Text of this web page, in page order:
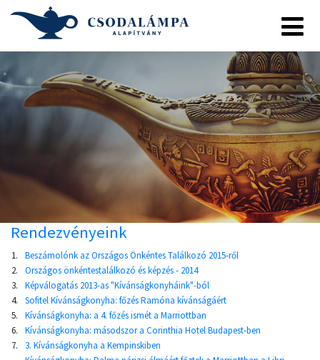
Rendezvényeink
1.
Beszámolónk az Országos Önkéntes Találkozó 2015-ről
2.
Országos önkéntestalálkozó és képzés - 2014
3.
Képválogatás 2013-as "Kívánságkonyháink"-ból
4.
Sofitel Kívánságkonyha: főzés Ramóna kívánságáért
5.
Kívánságkonyha: a 4. főzés ismét a Marriottban
6.
Kívánságkonyha: másodszor a Corinthia Hotel Budapest-ben
7.
3. Kívánságkonyha a Kempinskiben